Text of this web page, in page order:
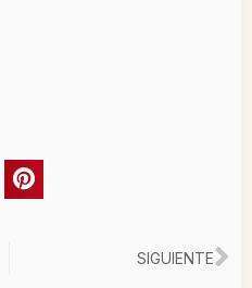
SIGUIENTE